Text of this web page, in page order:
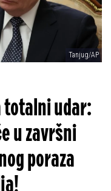
Tanjug/AP
totalni udar:
u završni
poraza